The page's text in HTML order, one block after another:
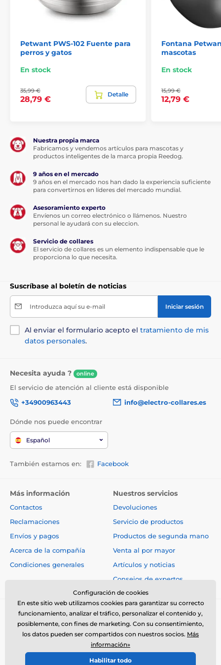
Petwant PWS-102 Fuente para
perros y gatos
En stock
35,99 €
28,79 €
Detalle
Fontana
mascotas
En stock
15,99 €
12,79 €
Nuestra propia marca
Fabricamos y vendemos artículos para mascotas y
productos inteligentes de la marca propia Reedog.
9 años en el mercado
9 años en el mercado nos han dado la experiencia suficiente
para convertirnos en líderes del mercado mundial.
Asesoramiento experto
Envíenos un correo electrónico o llámenos. Nuestro
personal le ayudará con su eleccion.
Servicio de collares
El servicio de collares es un elemento indispensable que le
proporciona lo que necesita.
Suscríbase al boletín de noticias
Introduzca aquí su e-mail Iniciar sesión
Al enviar el formulario acepto el tratamiento de mis
datos personales.
Necesita ayuda ? online
El servicio de atención al cliente está disponible
+34900963443
info@electro-collares.es
Dónde nos puede encontrar
Español
También estamos en: Facebook
Más información
Contactos
Reclamaciones
Envíos y pagos
Acerca de la compañía
Condiciones generales
Nuestros servicios
Devoluciones
Servicio de productos
Productos de segunda mano
Venta al por mayor
Artículos y noticias
Consejos de expertos
© 2026 www.electro-collares.es ⦁ Tienda electrónica creada por
SIMPLIA.cz
Configuración de cookies
En este sitio web utilizamos cookies para garantizar su correcto
funcionamiento, analizar el tráfico, personalizar el contenido y,
posiblemente, con fines de marketing. Con su consentimiento,
los datos pueden ser compartidos con nuestros socios. Más
información»
Habilitar todo